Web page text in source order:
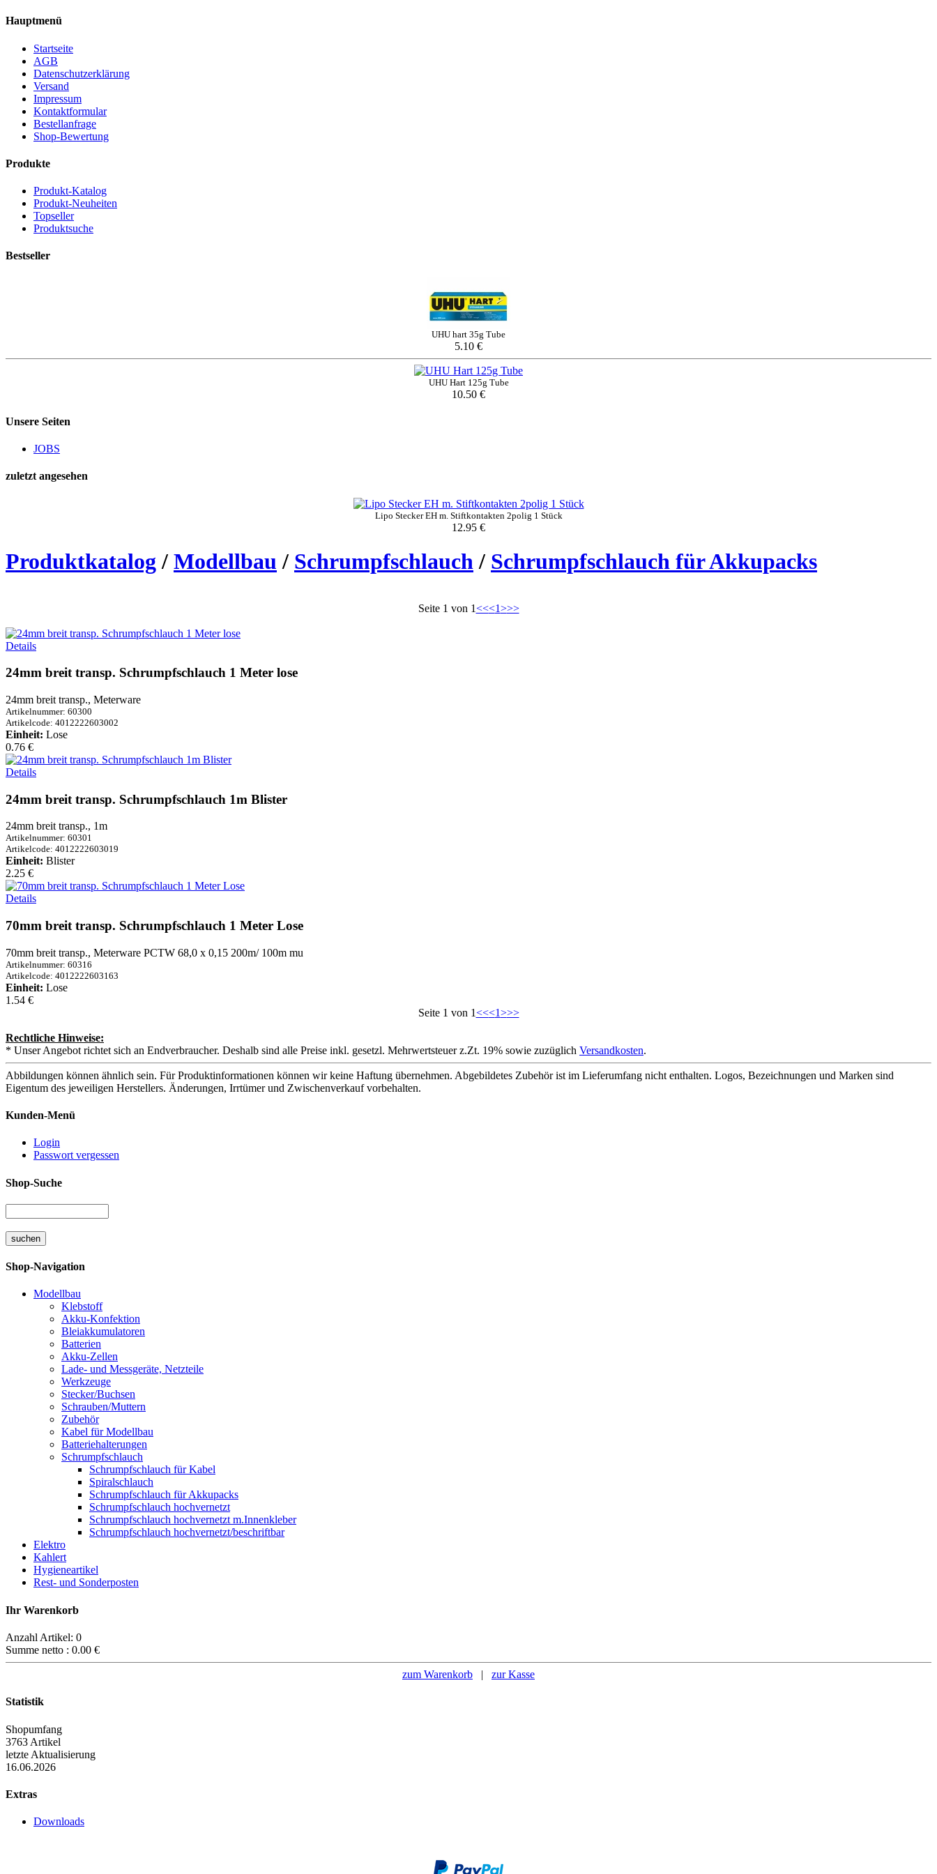
Hauptmenü
Startseite
AGB
Datenschutzerklärung
Versand
Impressum
Kontaktformular
Bestellanfrage
Shop-Bewertung
Produkte
Produkt-Katalog
Produkt-Neuheiten
Topseller
Produktsuche
Bestseller
UHU hart 35g Tube
5.10 €
UHU Hart 125g Tube
10.50 €
Unsere Seiten
JOBS
zuletzt angesehen
Lipo Stecker EH m. Stiftkontakten 2polig 1 Stück
12.95 €
Produktkatalog / Modellbau / Schrumpfschlauch / Schrumpfschlauch für Akkupacks
Seite 1 von 1<<<1>>>
Details
24mm breit transp. Schrumpfschlauch 1 Meter lose
24mm breit transp., Meterware
Artikelnummer: 60300
Artikelcode: 4012222603002
Einheit: Lose
0.76 €
Details
24mm breit transp. Schrumpfschlauch 1m Blister
24mm breit transp., 1m
Artikelnummer: 60301
Artikelcode: 4012222603019
Einheit: Blister
2.25 €
Details
70mm breit transp. Schrumpfschlauch 1 Meter Lose
70mm breit transp., Meterware PCTW 68,0 x 0,15 200m/ 100m mu
Artikelnummer: 60316
Artikelcode: 4012222603163
Einheit: Lose
1.54 €
Seite 1 von 1<<<1>>>
Rechtliche Hinweise:
* Unser Angebot richtet sich an Endverbraucher. Deshalb sind alle Preise inkl. gesetzl. Mehrwertsteuer z.Zt. 19% sowie zuzüglich Versandkosten.
Abbildungen können ähnlich sein. Für Produktinformationen können wir keine Haftung übernehmen. Abgebildetes Zubehör ist im Lieferumfang nicht enthalten. Logos, Bezeichnungen und Marken sind
Eigentum des jeweiligen Herstellers. Änderungen, Irrtümer und Zwischenverkauf vorbehalten.
Kunden-Menü
Login
Passwort vergessen
Shop-Suche
Shop-Navigation
Modellbau
Klebstoff
Akku-Konfektion
Bleiakkumulatoren
Batterien
Akku-Zellen
Lade- und Messgeräte, Netzteile
Werkzeuge
Stecker/Buchsen
Schrauben/Muttern
Zubehör
Kabel für Modellbau
Batteriehalterungen
Schrumpfschlauch
Schrumpfschlauch für Kabel
Spiralschlauch
Schrumpfschlauch für Akkupacks
Schrumpfschlauch hochvernetzt
Schrumpfschlauch hochvernetzt m.Innenkleber
Schrumpfschlauch hochvernetzt/beschriftbar
Elektro
Kahlert
Hygieneartikel
Rest- und Sonderposten
Ihr Warenkorb
Anzahl Artikel: 0
Summe netto : 0.00 €
zum Warenkorb | zur Kasse
Statistik
Shopumfang
3763 Artikel
letzte Aktualisierung
16.06.2026
Extras
Downloads